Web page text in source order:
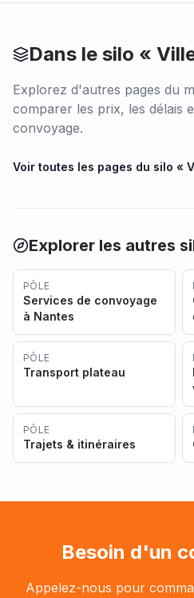
Dans le silo «
Explorez d'autres pages du
comparer les prix, les délais
convoyage.
Voir toutes les pages du silo «
Explorer les autres
PÔLE
Services de convoyage
à Nantes
PÔLE
Transport plateau
PÔLE
Trajets & itinéraires
Besoin d'un
Appelez-nous pour